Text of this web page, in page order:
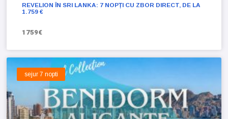
REVELION ÎN SRI LANKA: 7 NOPȚI CU ZBOR DIRECT, DE LA
1.759 €
1759€
sejur 7 nopti